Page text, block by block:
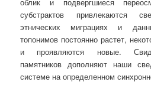
субстрактов привлекаются
этнических миграциях и
топонимов постоянно растет,
и проявляются новые.
памятников дополняют наши
системе на определенном